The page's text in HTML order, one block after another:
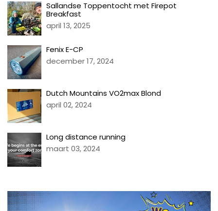
Sallandse Toppentocht met Firepot
Breakfast
april 13, 2025
Fenix E-CP
december 17, 2024
Dutch Mountains VO2max Blond
april 02, 2024
Long distance running
maart 03, 2024